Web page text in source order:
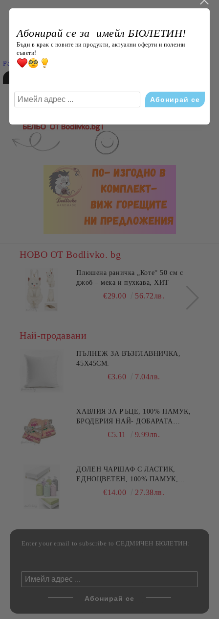
Търси
Разширено търсене
НОВО ОТ Bodlivko. bg
Плюшена раничка „Коте“ 50 см с
джоб – мека и пухкава, ХИТ
€29.00 56.72лв.
Най-продавани
ПЪЛНЕЖ ЗА ВЪЗГЛАВНИЧКА,
45X45СМ.
€3.60 7.04лв.
ХАВЛИЯ ЗА РЪЦЕ, 100% ПАМУК,
БРОДЕРИЯ НАЙ- ДОБАРАТА
МАЙКА/БАБА , РАЗМЕР:
€5.11 9.99лв.
ДОЛЕН ЧАРШАФ С ЛАСТИК,
ЕДНОЦВЕТЕН, 100% ПАМУК,
РАЗЛИЧНИ РАЗМЕРИ
€14.00 27.38лв.
Enter your email to subscribe to СЕДМИЧЕН БЮЛЕТИН:
Абонирай се за имейл БЮЛЕТИН!
Бъди в крак с новите ни продукти, актуални оферти и полезни
съвети!